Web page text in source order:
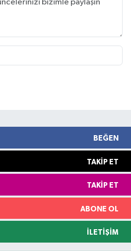
BEĞEN
TAKIP ET
TAKIP ET
ABONE OL
İLETIŞIM